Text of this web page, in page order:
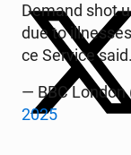
Demand shot
due to
ce Service said.
— BBC London
2025